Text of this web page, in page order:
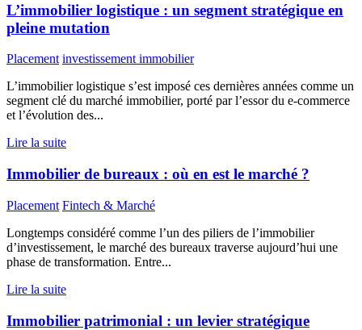
L’immobilier logistique : un segment stratégique en
pleine mutation
Placement investissement immobilier
L’immobilier logistique s’est imposé ces dernières années comme un
segment clé du marché immobilier, porté par l’essor du e-commerce
et l’évolution des...
Lire la suite
Immobilier de bureaux : où en est le marché ?
Placement Fintech & Marché
Longtemps considéré comme l’un des piliers de l’immobilier
d’investissement, le marché des bureaux traverse aujourd’hui une
phase de transformation. Entre...
Lire la suite
Immobilier patrimonial : un levier stratégique